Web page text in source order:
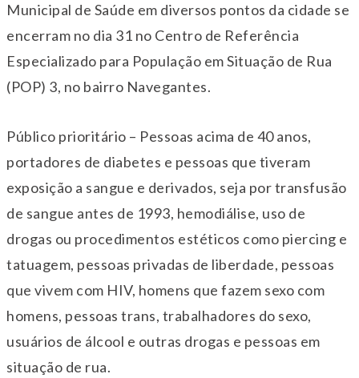
Municipal de Saúde em diversos pontos da cidade se
encerram no dia 31 no Centro de Referência
Especializado para População em Situação de Rua
(POP) 3, no bairro Navegantes.
Público prioritário – Pessoas acima de 40 anos,
portadores de diabetes e pessoas que tiveram
exposição a sangue e derivados, seja por transfusão
de sangue antes de 1993, hemodiálise, uso de
drogas ou procedimentos estéticos como piercing e
tatuagem, pessoas privadas de liberdade, pessoas
que vivem com HIV, homens que fazem sexo com
homens, pessoas trans, trabalhadores do sexo,
usuários de álcool e outras drogas e pessoas em
situação de rua.